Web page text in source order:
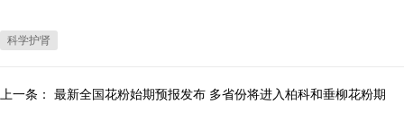
科学护肾
上一条： 最新全国花粉始期预报发布 多省份将进入柏科和垂柳花粉期